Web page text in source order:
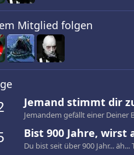
Mitglied folgen
Jemand stimmt dir
Jemandem gefällt einer Deiner
Bist 900 Jahre, wirst
Du bist seit über 900 Jahr...